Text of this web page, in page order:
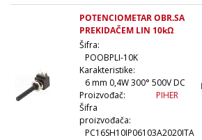
POTENCIOMETAR OBR.SA
PREKIDAČEM LIN 10kΩ
Šifra:
POOBPLI-10K
Karakteristike:
6 mm 0,4W 300° 500V DC
Proizvođač:
PIHER
Šifra
proizvođača:
PC16SH10IP06103A2020ITA